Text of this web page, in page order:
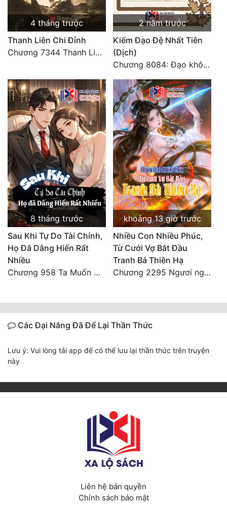
4 tháng trước
Thanh Liên Chi Đỉnh
Chương 7344 Thanh Liên đỉnh (Đại kết cục) (2) HẾT.
2 năm trước
Kiếm Đạo Đệ Nhất Tiên
(Dịch)
Chương 8084: Đạo không bờ bến (Đại kết cục) (10)
8 tháng trước
Sau Khi Tự Do Tài Chính,
Họ Đã Dâng Hiến Rất
Nhiều
Chương 958 Ta Muốn Cùng Các Cô Vĩnh Viễn Ở Bên Nhau (2) Hết
khoảng 13 giờ trước
Nhiều Con Nhiều Phúc,
Từ Cưới Vợ Bắt Đầu
Tranh Bá Thiên Hạ
Chương 2295 Ngươi nghĩ chuyện Đại Viêm tiên triều làm có thể giấu được thiên hạ sao?
Các Đại Năng Đã Để Lại Thần Thức
Lưu ý: Vui lòng tải app để có thể lưu lại thần thức trên truyện
này
Liên hệ bản quyền
Chính sách bảo mật